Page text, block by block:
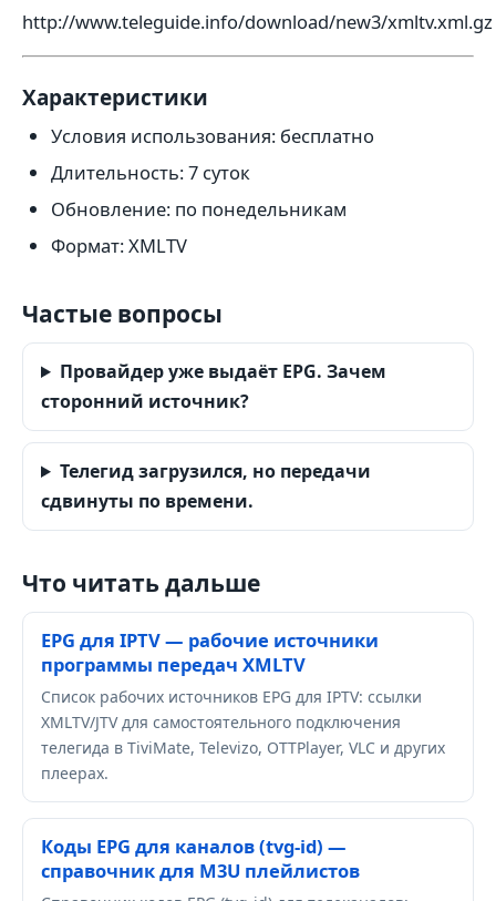
http://www.teleguide.info/download/new3/xmltv.xml.gz
Характеристики
Условия использования: бесплатно
Длительность: 7 суток
Обновление: по понедельникам
Формат: XMLTV
Частые вопросы
Провайдер уже выдаёт EPG. Зачем
сторонний источник?
Телегид загрузился, но передачи
сдвинуты по времени.
Что читать дальше
EPG для IPTV — рабочие источники
программы передач XMLTV
Список рабочих источников EPG для IPTV: ссылки
XMLTV/JTV для самостоятельного подключения
телегида в TiviMate, Televizo, OTTPlayer, VLC и других
плеерах.
Коды EPG для каналов (tvg-id) —
справочник для M3U плейлистов